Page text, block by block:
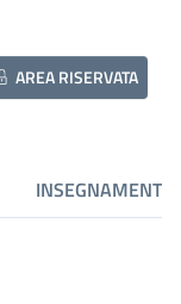
AREA RISERVATA
INSEGNAMENTI